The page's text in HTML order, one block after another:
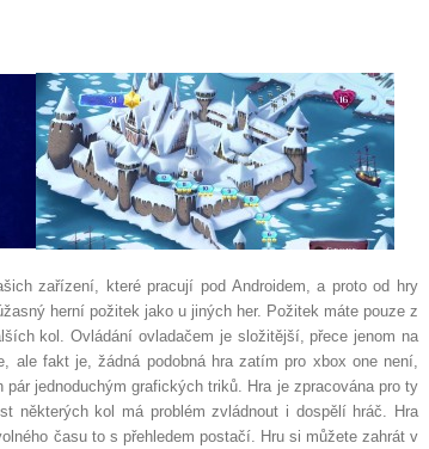
zařízení, které pracují pod Androidem, a proto od hry
herní požitek jako u jiných her. Požitek máte pouze z
kol. Ovládání ovladačem je složitější, přece jenom na
ale fakt je, žádná podobná hra zatím pro xbox one není,
jednoduchým grafických triků. Hra je zpracována pro ty
některých kol má problém zvládnout i dospělí hráč. Hra
času to s přehledem postačí. Hru si můžete zahrát v